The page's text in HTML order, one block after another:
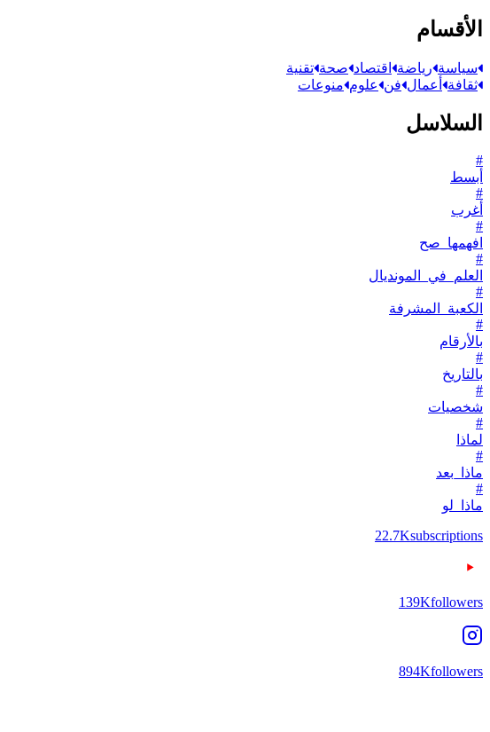
الأقسام
سياسة رياضة اقتصاد صحة تقنية
ثقافة
أعمال فن علوم منوعات
السلاسل
#
أبسط
#
أغرب
#
افهمها_صح
#
العلم_في_المونديال
#
الكعبة_المشرفة
#
بالأرقام
#
بالتاريخ
#
شخصيات
#
لماذا
#
ماذا_بعد
#
ماذا_لو
22.7Ksubscriptions
139Kfollowers
894Kfollowers